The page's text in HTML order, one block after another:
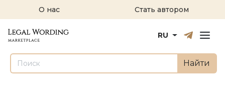
О нас Стать автором
РусскийEnglish
RU
Найти